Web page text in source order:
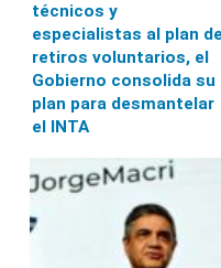
técnicos y
especialistas al plan
retiros voluntarios, el
Gobierno consolida su
plan para desmantelar
el INTA